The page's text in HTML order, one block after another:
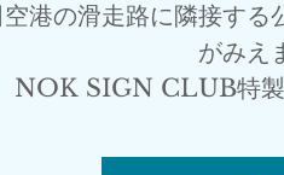
港の滑走路に隣接す
がみえ
NOK SIGN CLUB特